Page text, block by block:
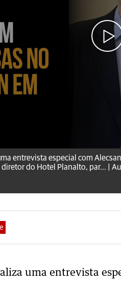
entrevista especial com
do Hotel Planalto, par... |
uma entrevista